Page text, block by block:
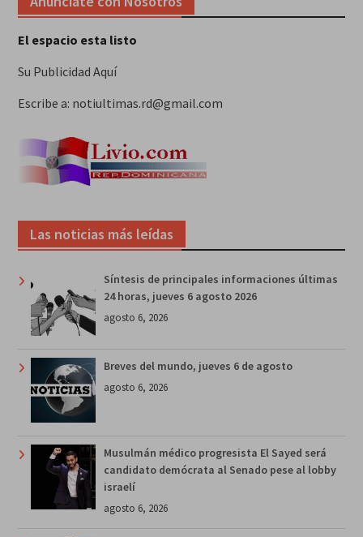
El espacio esta listo
Su Publicidad Aquí
Escribe a: notiultimas.rd@gmail.com
Las noticias más leídas
Síntesis de principales informaciones últimas
24 horas, jueves 6 agosto 2026
agosto 6, 2026
Breves del mundo, jueves 6 de agosto
agosto 6, 2026
Musulmán médico progresista El Sayed será
candidato demócrata al Senado pese al lobby
israelí
agosto 6, 2026